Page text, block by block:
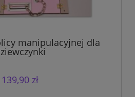
manipulacyjnej dla
139,90 zł